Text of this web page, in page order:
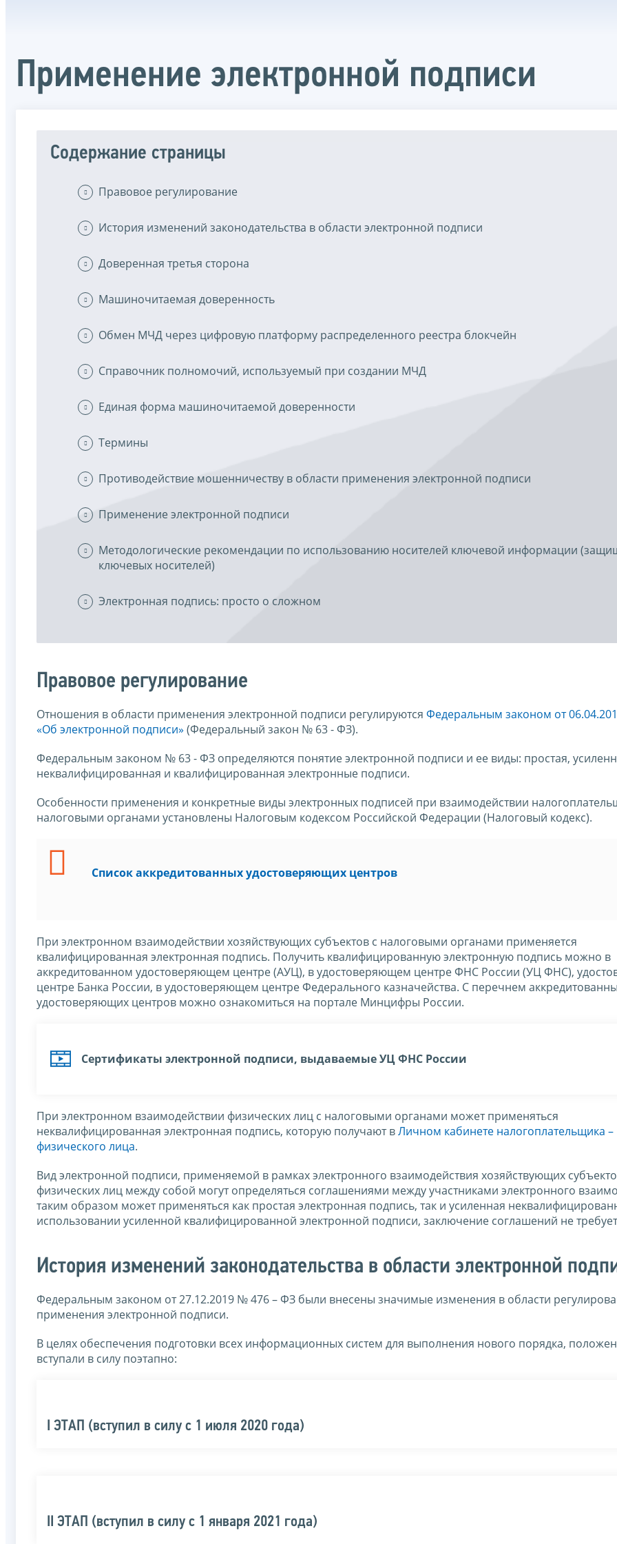
Применение электронной подписи
Содержание страницы
Правовое регулирование
История изменений законодательства в области электронной подписи
Доверенная третья сторона
Машиночитаемая доверенность
Обмен МЧД через цифровую платформу распределенного реестра блокчейн
Справочник полномочий, используемый при создании МЧД
Единая форма машиночитаемой доверенности
Термины
Противодействие мошенничеству в области применения электронной подписи
Применение электронной подписи
Методологические рекомендации по использованию носителей ключевой информации
ключевых носителей)
Электронная подпись: просто о сложном
Правовое регулирование
Отношения в области применения электронной подписи регулируются Федеральным законом от
«Об электронной подписи» (Федеральный закон № 63 - ФЗ).
Федеральным законом № 63 - ФЗ определяются понятие электронной подписи и ее виды: простая,
неквалифицированная и квалифицированная электронные подписи.
Особенности применения и конкретные виды электронных подписей при взаимодействии
налоговыми органами установлены Налоговым кодексом Российской Федерации (Налоговый кодекс).
Список аккредитованных удостоверяющих центров
При электронном взаимодействии хозяйствующих субъектов с налоговыми органами применяется
квалифицированная электронная подпись. Получить квалифицированную электронную подпись можно в
аккредитованном удостоверяющем центре (АУЦ), в удостоверяющем центре ФНС России (УЦ ФНС),
центре Банка России, в удостоверяющем центре Федерального казначейства. С перечнем
удостоверяющих центров можно ознакомиться на портале Минцифры России.
Сертификаты электронной подписи, выдаваемые УЦ ФНС России
При электронном взаимодействии физических лиц с налоговыми органами может применяться
неквалифицированная электронная подпись, которую получают вЛичном кабинете налогоплательщика –
физического лица.
Вид электронной подписи, применяемой в рамках электронного взаимодействия хозяйствующих
физических лиц между собой могут определяться соглашениями между участниками электронного
таким образом может применяться как простая электронная подпись, так и усиленная
использовании усиленной квалифицированной электронной подписи, заключение соглашений не
История изменений законодательства в области электронной
Федеральным законом от 27.12.2019 № 476 – ФЗ были внесены значимые изменения в области
применения электронной подписи.
В целях обеспечения подготовки всех информационных систем для выполнения нового порядка,
вступали в силу поэтапно:
I ЭТАП (вступил в силу с 1 июля 2020 года)
II ЭТАП (вступил в силу с 1 января 2021 года)